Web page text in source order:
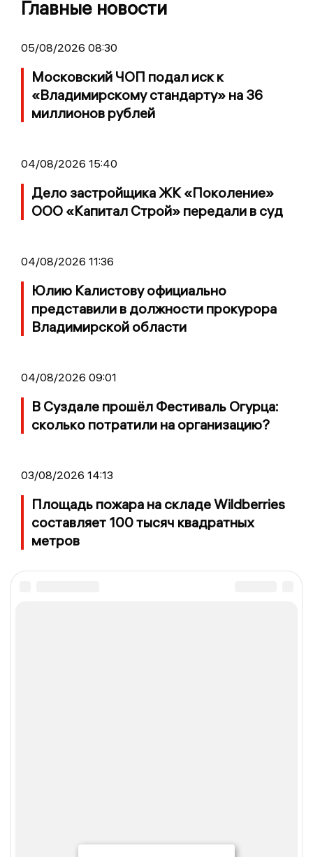
Главные новости
05/08/2026 08:30
Московский ЧОП подал иск к
«Владимирскому стандарту» на 36
миллионов рублей
04/08/2026 15:40
Дело застройщика ЖК «Поколение»
ООО «Капитал Строй» передали в суд
04/08/2026 11:36
Юлию Калистову официально
представили в должности прокурора
Владимирской области
04/08/2026 09:01
В Суздале прошёл Фестиваль Огурца:
сколько потратили на организацию?
03/08/2026 14:13
Площадь пожара на складе Wildberries
составляет 100 тысяч квадратных
метров